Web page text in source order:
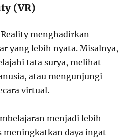
(VR)
menghadirkan
yang lebih nyata. Misalnya,
tata surya, melihat
atau mengunjungi
virtual.
menjadi lebih
meningkatkan daya ingat